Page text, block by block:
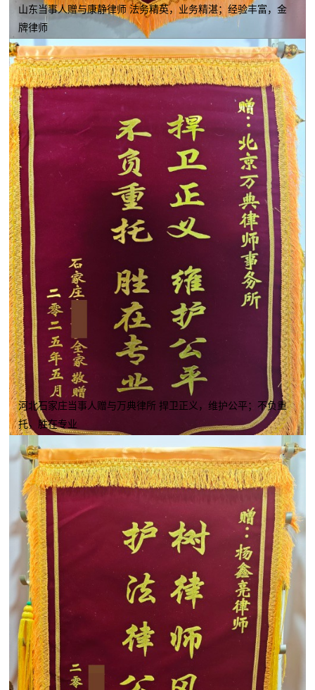
山东当事人赠与康静律师 法务精英，业务精湛；经验丰富，金
牌律师
河北石家庄当事人赠与万典律所 捍卫正义，维护公平；不负重
托，胜在专业